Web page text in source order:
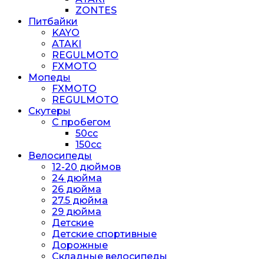
ZONTES
Питбайки
KAYO
ATAKI
REGULMOTO
FXMOTO
Мопеды
FXMOTO
REGULMOTO
Скутеры
С пробегом
50cc
150cc
Велосипеды
12-20 дюймов
24 дюйма
26 дюйма
27.5 дюйма
29 дюйма
Детские
Детские спортивные
Дорожные
Складные велосипеды